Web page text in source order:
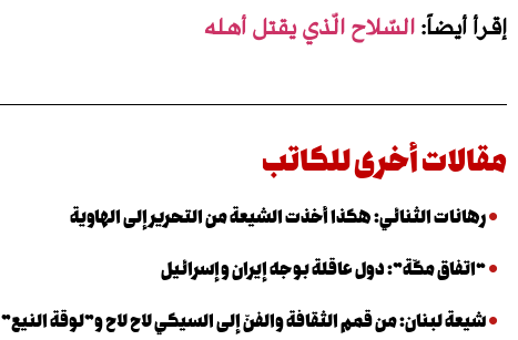
إقرأ أيضاً:السّلاح الّذي يقتل أهله
مقالات أخرى للكاتب
رهانات الثنائي: هكذا أخذت الشيعة من التحرير إلى الهاوية
“اتفاق مكّة”: دول عاقلة بوجه إيران وإسرائيل
شيعة لبنان: من قمم الثقافة والفنّ إلى السيكي لاح لاح و”لوقة النيع”